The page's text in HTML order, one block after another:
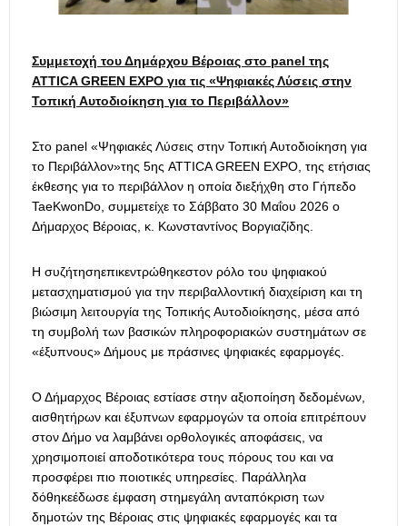
Συμμετοχή του Δημάρχου Βέροιας στο panel της
ATTICA GREEN EXPO για τις «Ψηφιακές Λύσεις στην
Τοπική Αυτοδιοίκηση για το Περιβάλλον»
Στο panel «Ψηφιακές Λύσεις στην Τοπική Αυτοδιοίκηση για
το Περιβάλλον»της 5ης ATTICA GREEN EXPO, της ετήσιας
έκθεσης για το περιβάλλον η οποία διεξήχθη στο Γήπεδο
TaeKwonDo, συμμετείχε το Σάββατο 30 Μαΐου 2026 ο
Δήμαρχος Βέροιας, κ. Κωνσταντίνος Βοργιαζίδης.
Η συζήτησηεπικεντρώθηκεστον ρόλο του ψηφιακού
μετασχηματισμού για την περιβαλλοντική διαχείριση και τη
βιώσιμη λειτουργία της Τοπικής Αυτοδιοίκησης, μέσα από
τη συμβολή των βασικών πληροφοριακών συστημάτων σε
«έξυπνους» Δήμους με πράσινες ψηφιακές εφαρμογές.
Ο Δήμαρχος Βέροιας εστίασε στην αξιοποίηση δεδομένων,
αισθητήρων και έξυπνων εφαρμογών τα οποία επιτρέπουν
στον Δήμο να λαμβάνει ορθολογικές αποφάσεις, να
χρησιμοποιεί αποδοτικότερα τους πόρους του και να
προσφέρει πιο ποιοτικές υπηρεσίες. Παράλληλα
δόθηκεέδωσε έμφαση στημεγάλη ανταπόκριση των
δημοτών της Βέροιας στις ψηφιακές εφαρμογές και τα